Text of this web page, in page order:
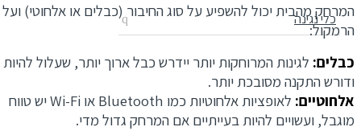
כלי נגינה
המרחק מהבית יכול להשפיע על סוג החיבור (כבלים או אלחוטי) ועל
הרמקול:
כבלים:לגינות המרוחקות יותר יידרש כבל ארוך יותר, שעלול להיות
ודורש התקנה מסובכת יותר.
אלחוטיים:
לאופציות אלחוטיות כמו Bluetooth או Wi-Fi יש טווח
מוגבל, ועשויים להיות בעייתיים אם המרחק גדול מדי.